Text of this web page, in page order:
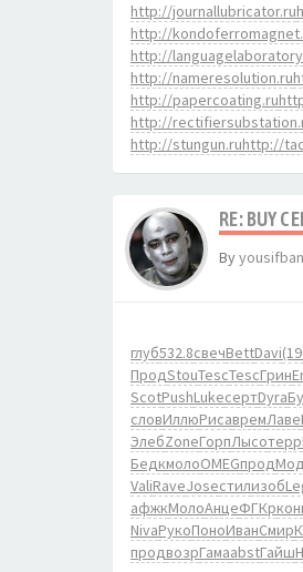
http://journallubricator.ru
http://
http://
http://nameresolution.ru
http://papercoating.ru
http://
http://stungun.ruhttp://
RE: BUY
By
глуб532.8свечBettDavi
ПродStouTescTescГрин
ScotPushLukeсертDyra
словИллюРисавремЛаве
ЭлебZoneГорпЛысотерр
БедкмолоOMEGпрод
ValiRaveJoseстилизоб
афжкМолоАнцеФГКр
NivaРукоПоноИванСмир
продвозрГамаabstГайш